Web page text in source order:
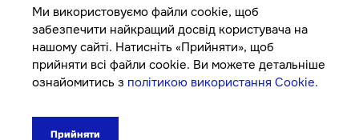
© Autocolor, 2026
Публічна оферта
Ми використовуємо файли cookie, щоб
забезпечити найкращий досвід користувача на
нашому сайті. Натисніть «Прийняти», щоб
прийняти всі файли cookie. Ви можете детальніше
ознайомитись з політикою використання Cookie.
Прийняти